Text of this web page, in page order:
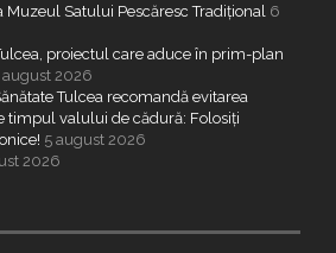
Satului Pescăresc Tradițional 6
proiectul care aduce în prim-plan
august 2026
Tulcea recomandă evitarea
timpul valului de cădură: Folosiți
5 august 2026
2026